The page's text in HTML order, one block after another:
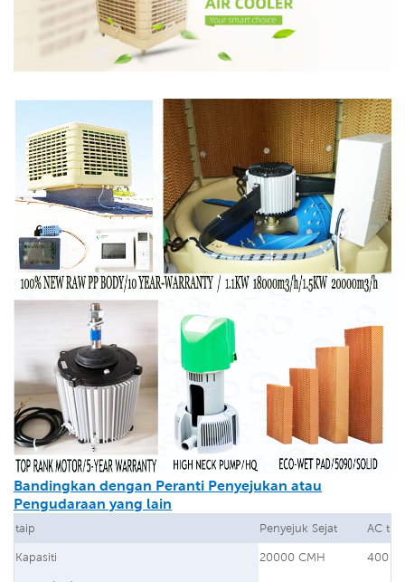
Bandingkan dengan Peranti Penyejukan atau
Pengudaraan yang lain
taip Penyejuk Sejat AC
Kapasiti 20000 CMH 400